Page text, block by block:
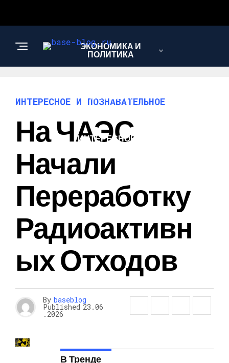
ЭКОНОМИКА И
ПОЛИТИКА
НОВОСТИ
ИНТЕРЕСНОЕ И
ИНТЕРЕСНОЕ И ПОЗНАВАТЕЛЬНОЕ
На ЧАЭС
Начали
Переработку
Радиоактивн
Ых Отходов
By baseblog
Published 23.06
.2026
В Тренде